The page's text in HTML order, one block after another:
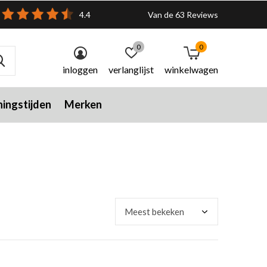
Merken
inloggen verlanglijst
0
winkelwagen
0
4.4 Van de 63 Reviews